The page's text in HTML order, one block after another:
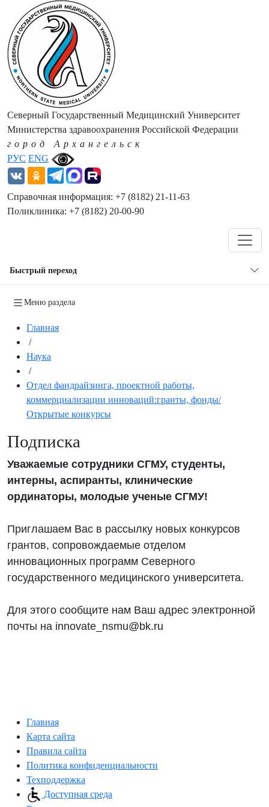
РУС ENG
Северный Государственный Медицинский Университет
Министерства здравоохранения Российской Федерации
город Архангельск
Справочная информация: +7 (8182) 21-11-63
Поликлиника: +7 (8182) 20-00-90
Быстрый переход
Меню раздела
Главная
/
Наука
/
Отдел фандрайзинга, проектной работы,
коммерциализации инноваций:гранты, фонды/
Открытые конкурсы
Подписка
Уважаемые сотрудники СГМУ, студенты,
интерны, аспиранты, клинические
ординаторы, молодые ученые СГМУ!
Приглашаем Вас в рассылку новых конкурсов
грантов, сопровождаемые отделом
инновационных программ Северного
государственного медицинского университета.
Для этого сообщите нам Ваш адрес электронной
почты на innovate_nsmu@bk.ru
Главная
Карта сайта
Правила сайта
Политика конфиденциальности
Техподдержка
Доступная среда